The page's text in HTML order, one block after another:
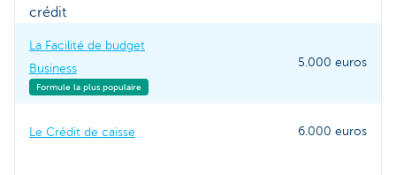
crédit
La Facilité de budget
Business
Formule la plus populaire
5.000 euros
Le Crédit de caisse 6.000 euros